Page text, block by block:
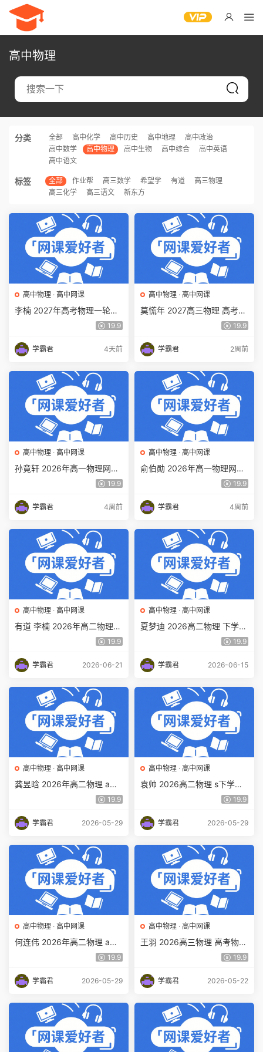
高中物理
分类 全部 高中化学 高中历史 高中地理
高中政治
高中数学
高中物理 高中生物 高中综合
高中英语
高中语文
标签 全部 作业帮 高三数学 希望学 有道
高三物理
高三化学
高三语文 新东方
高中物理 · 高中网课
李楠 2027年高考物理一轮复
习网课教程 高三物理 上学期
载
19.9
学霸君 4天前
高中物理 · 高中网课
莫慌年 2027高三物理 高考物
19.9
学霸君 2周前
高中物理 · 高中网课
孙竟轩 2026年高一物理网课
教程 高一物理 a+视频教程下
19.9
学霸君 4周前
高中物理 · 高中网课
俞伯勋 2026年高一物理网课
教程 高一物理 s视频教程下学
19.9
学霸君 4周前
高中物理 · 高中网课
有道 李楠 2026年高二物理
下学期春季班视频教程 百度19.9
学霸君 2026-06-21
高中物理 · 高中网课
夏梦迪 2026高二物理 下学期
视频教程+讲义春季班 百度网
19.9
学霸君 2026-06-15
高中物理 · 高中网课
龚昱晗 2026年高二物理 a
+下学期寒春班网课直播教程
19.9
学霸君 2026-05-29
高中物理 · 高中网课
袁帅 2026高二物理 s下学期
寒假班网课直播教程 百度网19.9
学霸君 2026-05-29
高中物理 · 高中网课
何连伟 2026年高二物理 a
+下学期寒春班网课直播教程
19.9
学霸君 2026-05-29
高中物理 · 高中网课
王羽 2026高三物理 高考物理
三轮复习视频教程 百度网盘19.9
学霸君 2026-05-22